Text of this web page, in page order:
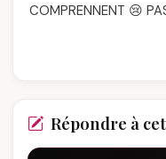
COMPRENNENT 😢
Répondre à